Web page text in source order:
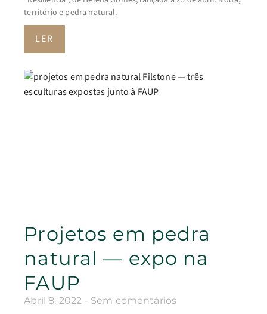
território e pedra natural.
LER
Projetos em pedra
natural — expo na
FAUP
Abril 8, 2022 Sem comentários